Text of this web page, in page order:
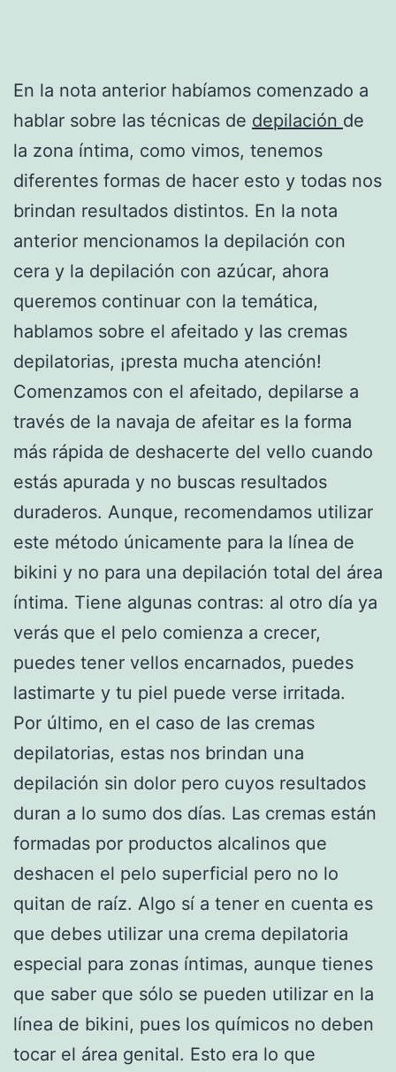
En la nota anterior habíamos comenzado a
hablar sobre las técnicas de depilación de
la zona íntima, como vimos, tenemos
diferentes formas de hacer esto y todas nos
brindan resultados distintos. En la nota
anterior mencionamos la depilación con
cera y la depilación con azúcar, ahora
queremos continuar con la temática,
hablamos sobre el afeitado y las cremas
depilatorias, ¡presta mucha atención!
Comenzamos con el afeitado, depilarse a
través de la navaja de afeitar es la forma
más rápida de deshacerte del vello cuando
estás apurada y no buscas resultados
duraderos. Aunque, recomendamos utilizar
este método únicamente para la línea de
bikini y no para una depilación total del área
íntima. Tiene algunas contras: al otro día ya
verás que el pelo comienza a crecer,
puedes tener vellos encarnados, puedes
lastimarte y tu piel puede verse irritada.
Por último, en el caso de las cremas
depilatorias, estas nos brindan una
depilación sin dolor pero cuyos resultados
duran a lo sumo dos días. Las cremas están
formadas por productos alcalinos que
deshacen el pelo superficial pero no lo
quitan de raíz. Algo sí a tener en cuenta es
que debes utilizar una crema depilatoria
especial para zonas íntimas, aunque tienes
que saber que sólo se pueden utilizar en la
línea de bikini, pues los químicos no deben
tocar el área genital. Esto era lo que